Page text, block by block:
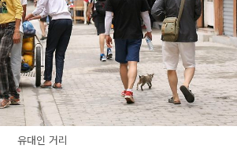
유대인 거리